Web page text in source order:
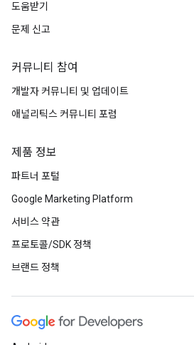
도움받기
문제 신고
커뮤니티 참여
개발자 커뮤니티 및 업데이트
애널리틱스 커뮤니티 포럼
제품 정보
파트너 포털
Google Marketing Platform
서비스 약관
프로토콜/SDK 정책
브랜드 정책